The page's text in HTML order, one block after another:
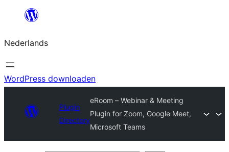
de
inhoud
Nederlands
WordPress downloaden
Plugin
Directory
eRoom – Webinar & Meeting
Plugin for Zoom, Google Meet,
Microsoft Teams